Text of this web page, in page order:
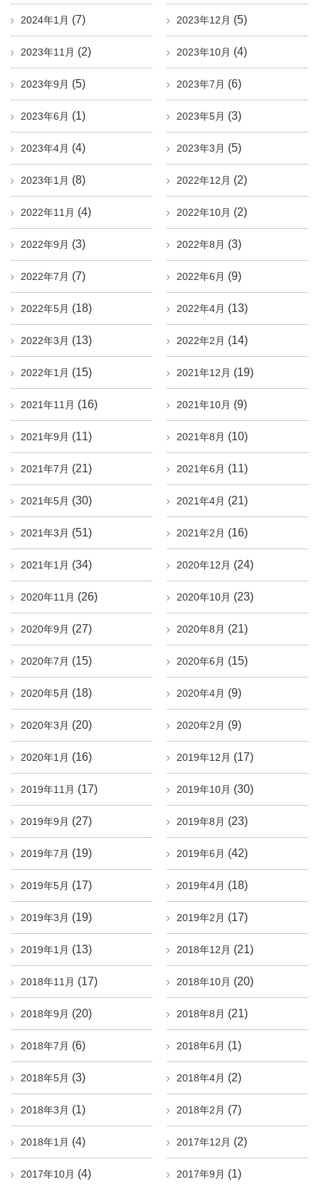
2024年1月 (7) 2023年12月 (5)
2023年11月 (2) 2023年10月 (4)
2023年9月 (5) 2023年7月 (6)
2023年6月 (1) 2023年5月 (3)
2023年4月 (4) 2023年3月 (5)
2023年1月 (8) 2022年12月 (2)
2022年11月 (4) 2022年10月 (2)
2022年9月 (3) 2022年8月 (3)
2022年7月 (7) 2022年6月 (9)
2022年5月 (18) 2022年4月 (13)
2022年3月 (13) 2022年2月 (14)
2022年1月 (15) 2021年12月 (19)
2021年11月 (16) 2021年10月 (9)
2021年9月 (11) 2021年8月 (10)
2021年7月 (21) 2021年6月 (11)
2021年5月 (30) 2021年4月 (21)
2021年3月 (51) 2021年2月 (16)
2021年1月 (34) 2020年12月 (24)
2020年11月 (26) 2020年10月 (23)
2020年9月 (27) 2020年8月 (21)
2020年7月 (15) 2020年6月 (15)
2020年5月 (18) 2020年4月 (9)
2020年3月 (20) 2020年2月 (9)
2020年1月 (16) 2019年12月 (17)
2019年11月 (17) 2019年10月 (30)
2019年9月 (27) 2019年8月 (23)
2019年7月 (19) 2019年6月 (42)
2019年5月 (17) 2019年4月 (18)
2019年3月 (19) 2019年2月 (17)
2019年1月 (13) 2018年12月 (21)
2018年11月 (17) 2018年10月 (20)
2018年9月 (20) 2018年8月 (21)
2018年7月 (6) 2018年6月 (1)
2018年5月 (3) 2018年4月 (2)
2018年3月 (1) 2018年2月 (7)
2018年1月 (4) 2017年12月 (2)
2017年10月 (4) 2017年9月 (1)